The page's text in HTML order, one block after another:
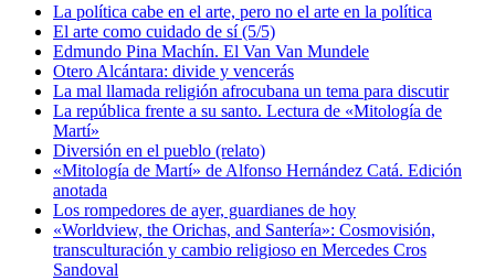
La política cabe en el arte, pero no el arte en la política
El arte como cuidado de sí (5/5)
Edmundo Pina Machín. El Van Van Mundele
Otero Alcántara: divide y vencerás
La mal llamada religión afrocubana un tema para discutir
La república frente a su santo. Lectura de «Mitología de
Martí»
Diversión en el pueblo (relato)
«Mitología de Martí» de Alfonso Hernández Catá. Edición
anotada
Los rompedores de ayer, guardianes de hoy
«Worldview, the Orichas, and Santería»: Cosmovisión,
transculturación y cambio religioso en Mercedes Cros
Sandoval